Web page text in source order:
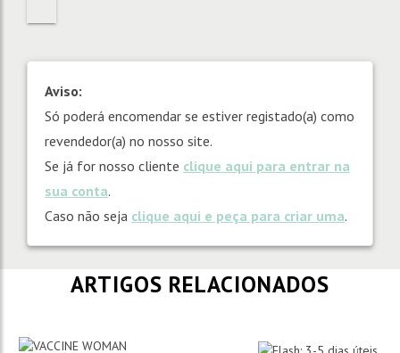
Aviso:
Só poderá encomendar se estiver registado(a) como
revendedor(a) no nosso site.
Se já for nosso cliente clique aqui para entrar na
sua conta.
Caso não seja clique aqui e peça para criar uma.
ARTIGOS RELACIONADOS